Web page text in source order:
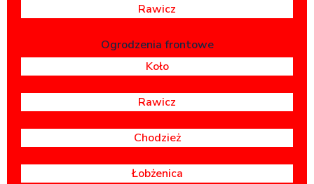
Rawicz
Ogrodzenia frontowe
Koło
Rawicz
Chodzież
Łobżenica